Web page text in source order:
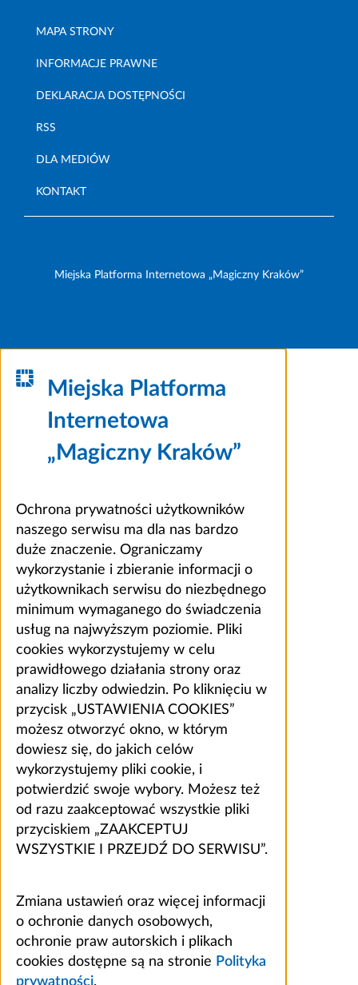
MAPA STRONY
INFORMACJE PRAWNE
DEKLARACJA DOSTĘPNOŚCI
RSS
DLA MEDIÓW
KONTAKT
Miejska Platforma Internetowa „Magiczny Kraków”
Miejska Platforma
Internetowa
„Magiczny Kraków”
Ochrona prywatności użytkowników
naszego serwisu ma dla nas bardzo
duże znaczenie. Ograniczamy
wykorzystanie i zbieranie informacji o
użytkownikach serwisu do niezbędnego
minimum wymaganego do świadczenia
usług na najwyższym poziomie. Pliki
cookies wykorzystujemy w celu
prawidłowego działania strony oraz
analizy liczby odwiedzin. Po kliknięciu w
przycisk „USTAWIENIA COOKIES”
możesz otworzyć okno, w którym
dowiesz się, do jakich celów
wykorzystujemy pliki cookie, i
potwierdzić swoje wybory. Możesz też
od razu zaakceptować wszystkie pliki
przyciskiem „ZAAKCEPTUJ
WSZYSTKIE I PRZEJDŹ DO SERWISU”.
Zmiana ustawień oraz więcej informacji
o ochronie danych osobowych,
ochronie praw autorskich i plikach
cookies dostępne są na stronie Polityka
prywatności.